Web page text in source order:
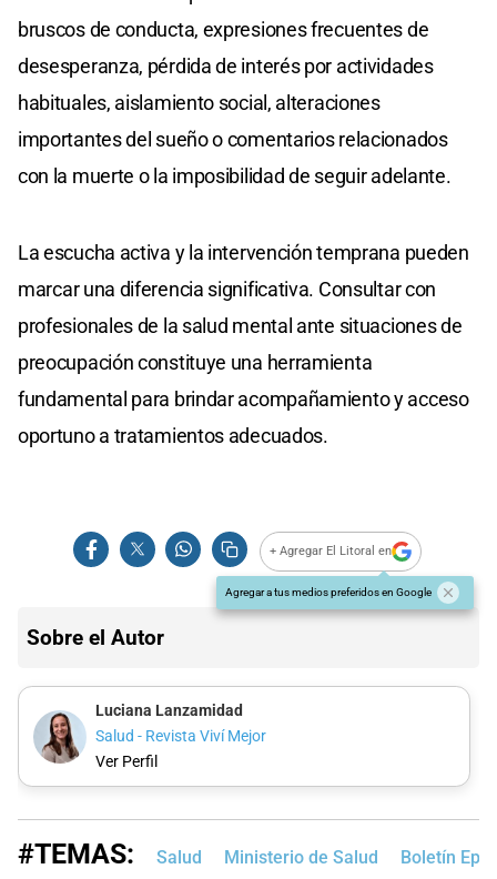
bruscos de conducta, expresiones frecuentes de
desesperanza, pérdida de interés por actividades
habituales, aislamiento social, alteraciones
importantes del sueño o comentarios relacionados
con la muerte o la imposibilidad de seguir adelante.
La escucha activa y la intervención temprana pueden
marcar una diferencia significativa. Consultar con
profesionales de la salud mental ante situaciones de
preocupación constituye una herramienta
fundamental para brindar acompañamiento y acceso
oportuno a tratamientos adecuados.
+ Agregar El Litoral en
Agregar a tus medios preferidos en Google
Sobre el Autor
Luciana Lanzamidad
Salud - Revista Viví Mejor
Ver Perfil
#TEMAS: Salud Ministerio de Salud Boletín